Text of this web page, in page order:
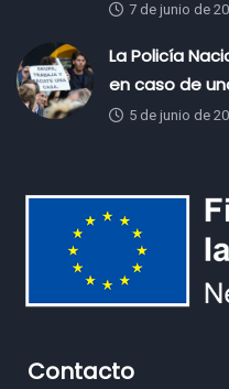
7 de junio de
La Policía
en caso de
5 de junio de
Contacto